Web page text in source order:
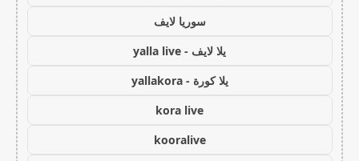
سوريا لايف
يلا لايف - yalla live
يلا كورة - yallakora
kora live
kooralive